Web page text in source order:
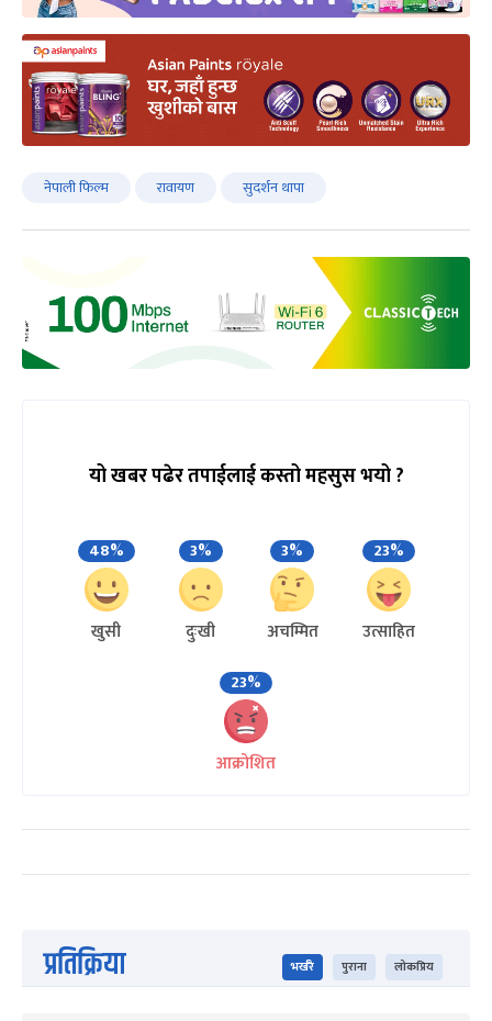
नेपाली फिल्म रावायण सुदर्शन थापा
यो खबर पढेर तपाईलाई कस्तो महसुस भयो ?
48%
खुसी
3%
दुःखी
3%
अचम्मित
23%
उत्साहित
23%
आक्रोशित
प्रतिक्रिया भर्खरै पुराना लोकप्रिय